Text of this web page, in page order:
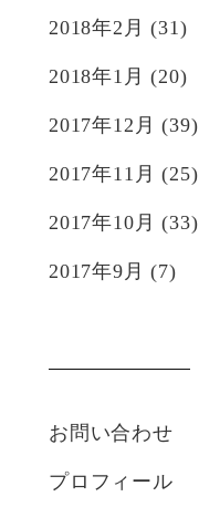
2018年2月 (31)
2018年1月 (20)
2017年12月 (39)
2017年11月 (25)
2017年10月 (33)
2017年9月 (7)
お問い合わせ
プロフィール